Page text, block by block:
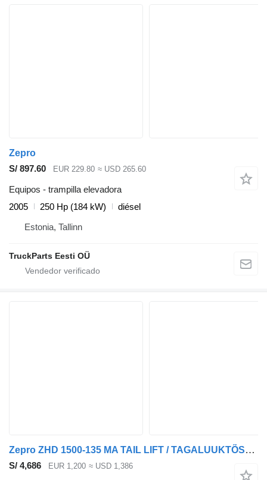
Zepro
S/ 897.60
EUR 229.80 ≈ USD 265.60
Equipos - trampilla elevadora
2005
250 Hp (184 kW)
diésel
Estonia, Tallinn
TruckParts Eesti OÜ
Zepro ZHD 1500-135 MA TAIL LIFT / TAGALUUKTÕSTUK
S/ 4,686 EUR 1,200 ≈ USD 1,386